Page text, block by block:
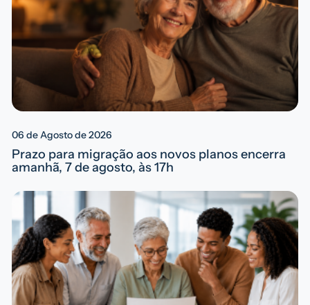
06 de Agosto de 2026
Prazo para migração aos novos planos encerra
amanhã, 7 de agosto, às 17h